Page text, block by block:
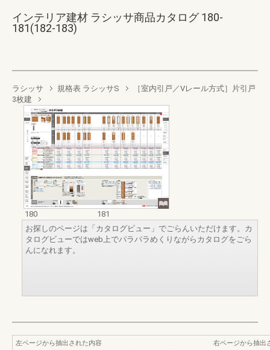
インテリア建材 ラシッサ商品カタログ 180-
181(182-183)
ラシッサ 規格表 ラシッサS
［室内引戸／Vレール方式］片引戸
3枚建
180
181
お探しのページは「カタログビュー」でごらんいただけます。カ
タログビューではweb上でパラパラめくりながらカタログをごら
んになれます。
左ページから抽出された内容
右ページから抽出